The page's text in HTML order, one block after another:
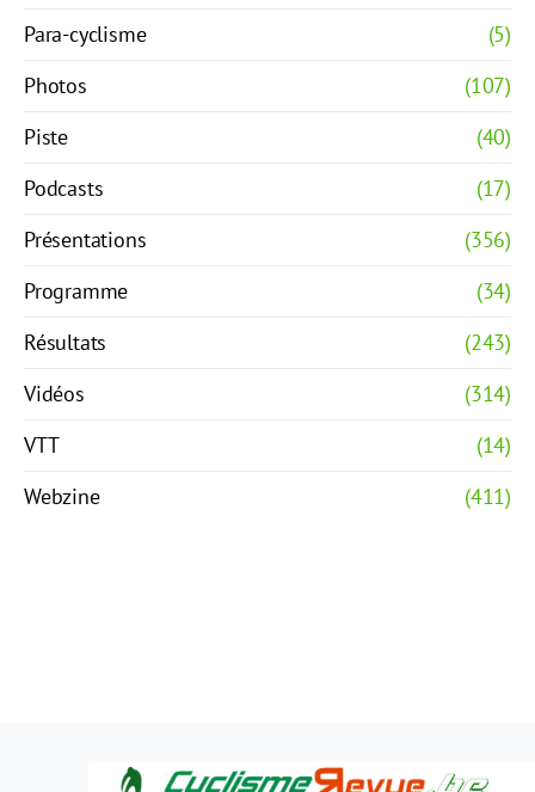
Para-cyclisme
(5)
Photos
(107)
Piste
(40)
Podcasts
(17)
Présentations
(356)
Programme
(34)
Résultats
(243)
Vidéos
(314)
VTT
(14)
Webzine
(411)